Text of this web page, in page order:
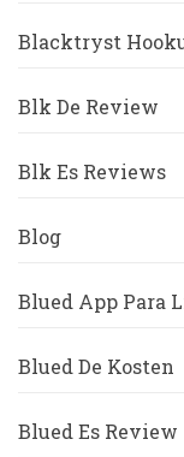
Blacktryst
Blk De Review
Blk Es Reviews
Blog
Blued App Para
Blued De Kosten
Blued Es Review